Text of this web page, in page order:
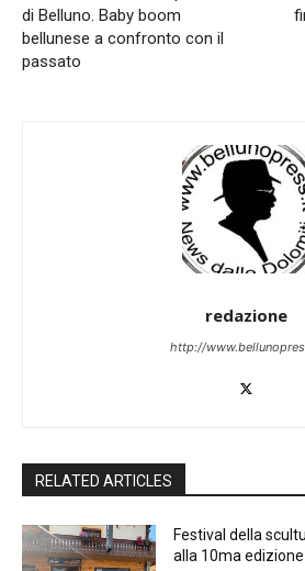
di Belluno. Baby boom
bellunese a confronto con il
passato
redazione
http://
RELATED ARTICLES
Festival della
alla 10ma edizione